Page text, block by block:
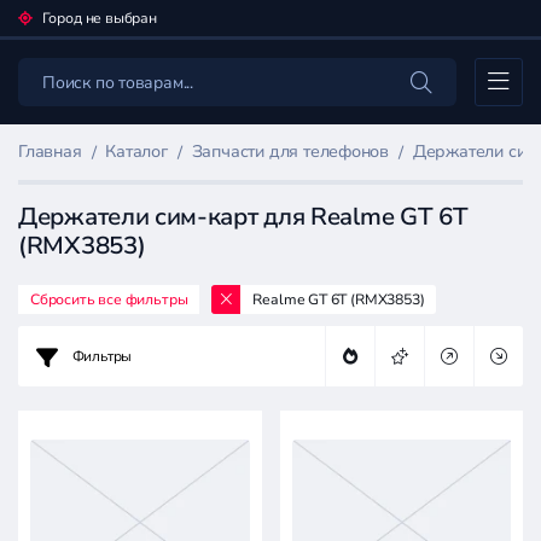
Город не выбран
Каталог
Главная Каталог Запчасти для телефонов Держатели
Держатели сим-карт для Realme GT 6T
(RMX3853)
товаров
для
телефонов
Сбросить все фильтры Realme GT 6T (RMX3853)
Фильтры